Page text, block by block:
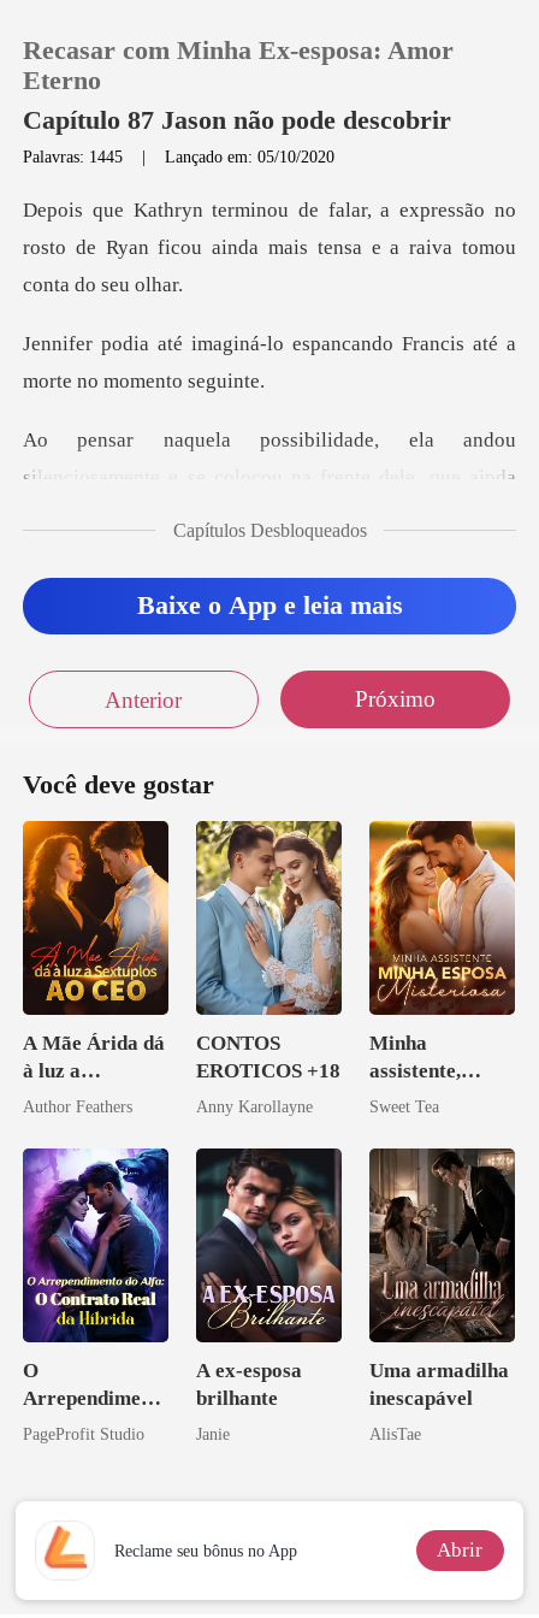
Loja
Sair
Recasar com Minha Ex-esposa: Amor
Eterno
Capítulo 87 Jason não pode descobrir
Palavras: 1445 |Lançado em: 05/10/2020
pressão no
rosto de Ryan ficou ainda mais
lo espancando Francis até a
lenciosamente e se colocou na frente dele, qu
Capítulos Desbloqueados
Baixe o App e leia mais
Anterior Próximo
Você deve gostar
A Mãe Árida dá
à luz a
Sextuplos ao
Author Feathers
CONTOS
EROTICOS +18
Anny Karollayne
Minha
assistente,
minha esposa
Sweet Tea
O
Arrependiment
o do Alfa: O
PageProfit Studio
A ex-esposa
brilhante
Janie
Uma armadilha
inescapável
AlisTae
Reclame seu bônus no App Abrir